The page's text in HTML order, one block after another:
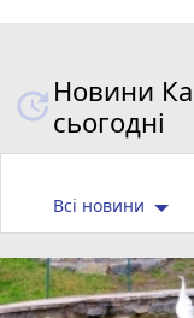
Новини
сьогодні
Всі новини